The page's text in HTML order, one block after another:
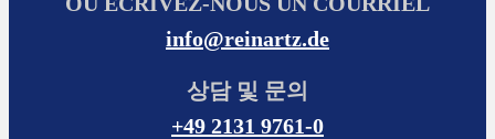
info@reinartz.de
상담 및 문의
+49 2131 9761-0